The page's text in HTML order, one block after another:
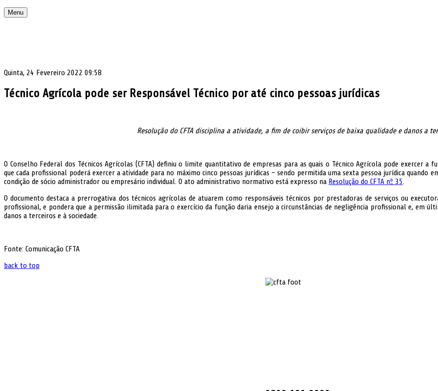
Menu
Quinta, 24 Fevereiro 2022 09:58
Técnico Agrícola pode ser Responsável Técnico por até cinco pessoas jurídicas
Resolução do CFTA disciplina a atividade, a fim de coibir serviços de baixa qualidade e danos a
O Conselho Federal dos Técnicos Agrícolas (CFTA) definiu o limite quantitativo de empresas para as quais o Técnico Agrícola pode exercer a
que cada profissional poderá exercer a atividade para no máximo cinco pessoas jurídicas – sendo permitida uma sexta pessoa jurídica quando
condição de sócio administrador ou empresário individual. O ato administrativo normativo está expresso na Resolução do CFTA nº 35.
O documento destaca a prerrogativa dos técnicos agrícolas de atuarem como responsáveis técnicos por prestadoras de serviços ou
profissional, e pondera que a permissão ilimitada para o exercício da função daria ensejo a circunstâncias de negligência profissional e, em
danos a terceiros e à sociedade.
Fonte: Comunicação CFTA
back to top